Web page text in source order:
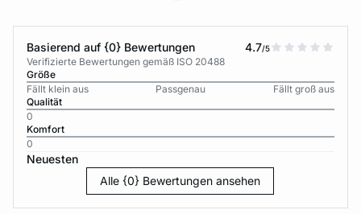
Basierend auf {0} Bewertungen 4.7/5
Verifizierte Bewertungen gemäß ISO 20488
Größe
Fällt klein aus
Passgenau
Fällt groß aus
Qualität
0
Komfort
0
Neuesten
Alle {0} Bewertungen ansehen